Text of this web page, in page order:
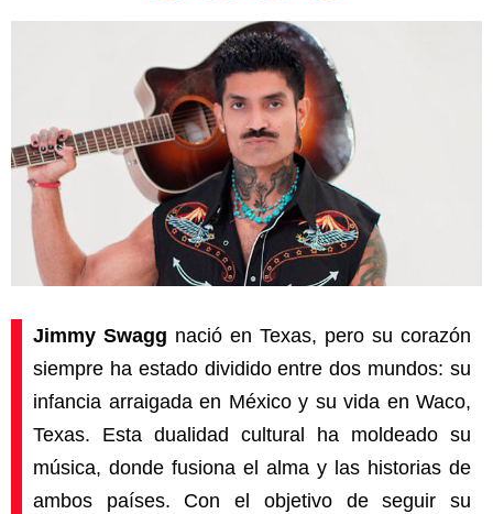
Jimmy Swagg nació en Texas, pero su corazón
siempre ha estado dividido entre dos mundos: su
infancia arraigada en México y su vida en Waco,
Texas. Esta dualidad cultural ha moldeado su
música, donde fusiona el alma y las historias de
ambos países. Con el objetivo de seguir su